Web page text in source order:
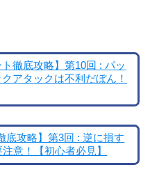
徹底攻略】第10回 : パッ
アタックは不利だぼん！
底攻略】第3回 : 逆に損す
意！【初心者必見】